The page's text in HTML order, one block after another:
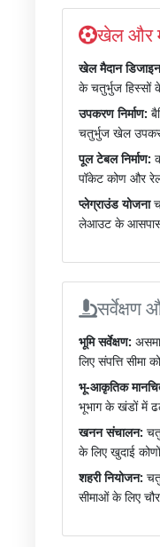
खेल और
खेल मैदान
के चतुर्भुज हिस्सों
उपकरण निर्माण:
चतुर्भुज खेल
पूल टेबल निर्माण:
पॉकेट कोण और रेल
प्लेग्राउंड योजना
लेआउट के आसपास
सर्वेक्षण
भूमि सर्वेक्षण:
लिए संपत्ति सीमा
भू-आकृतिक
भूभाग के खंडों में
खनन संचालन:
के लिए खुदाई
शहरी नियोजन:
सीमाओं के लिए